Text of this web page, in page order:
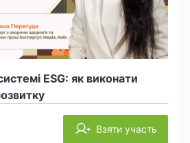
ESG: як виконати
Взяти участь